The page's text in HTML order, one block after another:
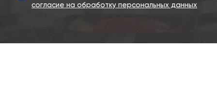
согласие на обработку персональных данных